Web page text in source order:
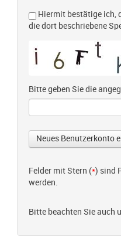
Hiermit bestätige ich,
die dort beschriebene
Bitte geben Sie die
Felder mit Stern (*) sind
werden.
Bitte beachten Sie auch